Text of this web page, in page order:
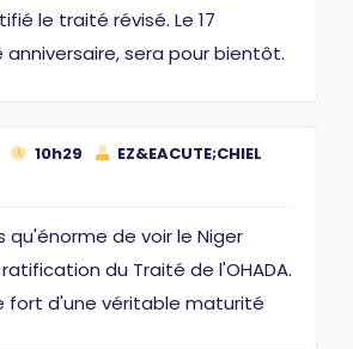
le traité révisé. Le 17
sera pour bientôt.
10h29
EZ&EACUTE;CHIEL
qu'énorme de voir le Niger
du Traité de l'OHADA.
fort d'une véritable maturité